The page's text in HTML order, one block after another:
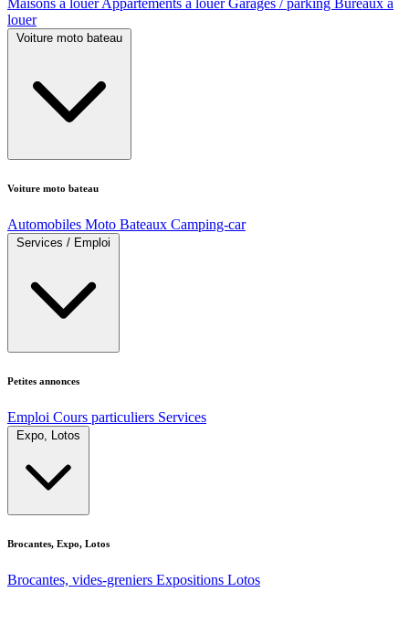
Maisons à louerAppartements à louerGarages / parking Bureaux à
louer
Voiture moto bateau
Voiture moto bateau
Automobiles Moto Bateaux Camping-car
Services / Emploi
Petites annonces
Emploi Cours particuliers Services
Expo, Lotos
Brocantes, Expo, Lotos
Brocantes, vides-greniers Expositions Lotos